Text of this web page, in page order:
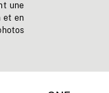
une
et en